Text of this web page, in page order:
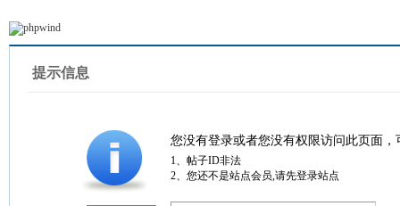
提示信息
您没有登录或者您没有权限访问此页面
1、帖子ID非法
2、您还不是站点会员,请先登录站点